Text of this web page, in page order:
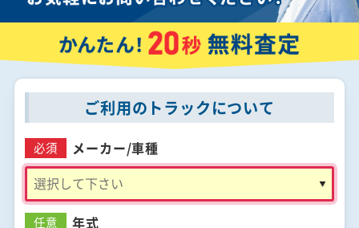
ご利用のトラックについて
必須 メーカー/車種
任意 年式